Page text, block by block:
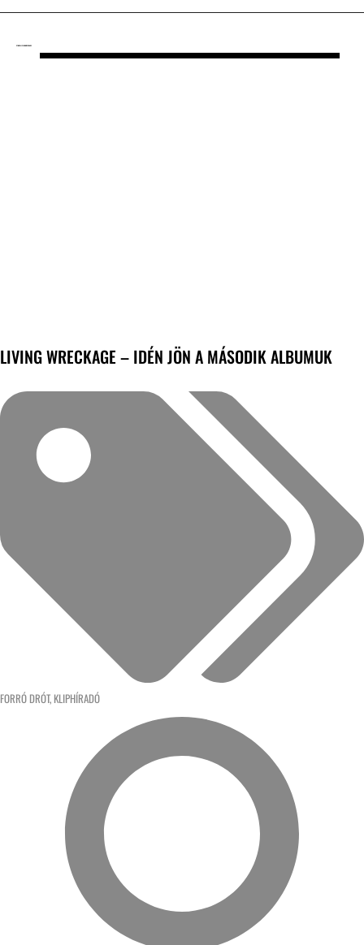
LIVING WRECKAGE – IDÉN JÖN A MÁSODIK ALBUMUK
FORRÓ DRÓT, KLIPHÍRADÓ